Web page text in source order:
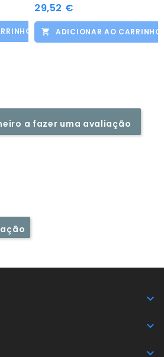
Preço
29,52 €
ADICIONAR AO CARRINHO
a fazer uma avaliação


